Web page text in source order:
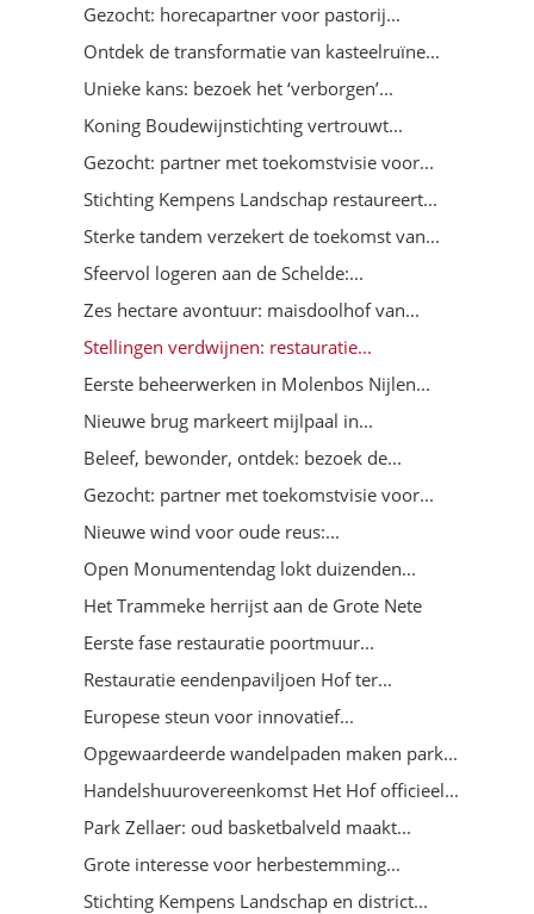
Gezocht: horecapartner voor pastorij...
Ontdek de transformatie van kasteelruïne...
Unieke kans: bezoek het ‘verborgen’...
Koning Boudewijnstichting vertrouwt...
Gezocht: partner met toekomstvisie voor...
Stichting Kempens Landschap restaureert...
Sterke tandem verzekert de toekomst van...
Sfeervol logeren aan de Schelde:...
Zes hectare avontuur: maisdoolhof van...
Stellingen verdwijnen: restauratie...
Eerste beheerwerken in Molenbos Nijlen...
Nieuwe brug markeert mijlpaal in...
Beleef, bewonder, ontdek: bezoek de...
Gezocht: partner met toekomstvisie voor...
Nieuwe wind voor oude reus:...
Open Monumentendag lokt duizenden...
Het Trammeke herrijst aan de Grote Nete
Eerste fase restauratie poortmuur...
Restauratie eendenpaviljoen Hof ter...
Europese steun voor innovatief...
Opgewaardeerde wandelpaden maken park...
Handelshuurovereenkomst Het Hof officieel...
Park Zellaer: oud basketbalveld maakt...
Grote interesse voor herbestemming...
Stichting Kempens Landschap en district...